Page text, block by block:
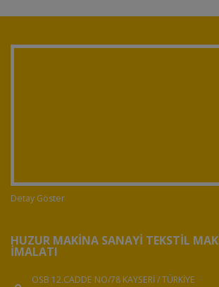
Detay Göster
HUZUR MAKINA SANAYI TEKSTIL
İMALATI
OSB 12.CADDE NO/78 KAYSERİ / TÜRKİYE